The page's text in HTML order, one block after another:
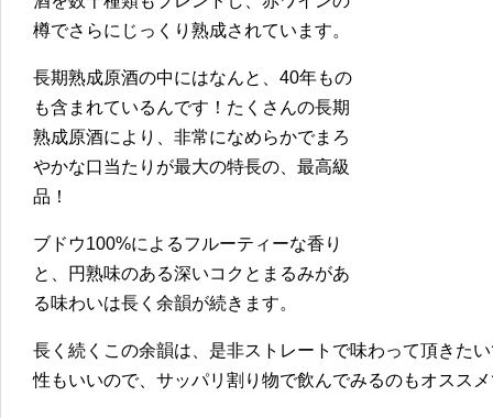
樽でさらにじっくり熟成されています。
長期熟成原酒の中にはなんと、40年もの
も含まれているんです！たくさんの長期
熟成原酒により、非常になめらかでまろ
やかな口当たりが最大の特長の、最高級
品！
ブドウ100%によるフルーティーな香り
と、円熟味のある深いコクとまるみがあ
る味わいは長く余韻が続きます。
長く続くこの余韻は、是非ストレートで味わって頂きた
性もいいので、サッパリ割り物で飲んでみるのもオスス